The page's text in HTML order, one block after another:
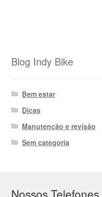
Blog Indy Bike
Bem estar
Dicas
Manutenção e revisão
Sem categoria
Nossos Telefones